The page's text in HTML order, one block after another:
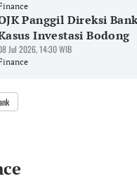
Panggil Direksi
Investasi Bodong
Jul 2026, 14:30 WIB